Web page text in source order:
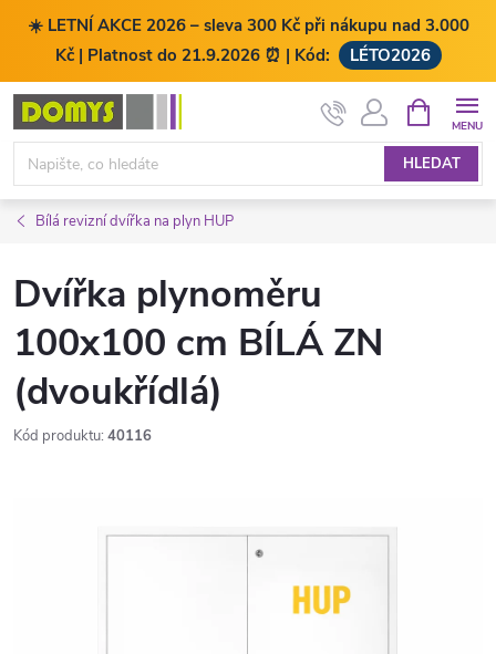
☀️ LETNÍ AKCE 2026 – sleva 300 Kč při nákupu nad 3.000
Kč | Platnost do 21.9.2026 ⏰ | Kód:
LÉTO2026
Přejít
obsah
HLEDAT
NÁKUPNÍ
KOŠÍK
Bílá revizní dvířka na plyn HUP
Dvířka plynoměru
100x100 cm BÍLÁ ZN
(dvoukřídlá)
Kód produktu: 40116